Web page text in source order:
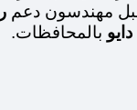
مهندسون دعم
دايو بالمحافظات.